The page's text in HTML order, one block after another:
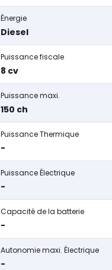
Énergie
Diesel
Puissance fiscale
8 cv
Puissance maxi.
150 ch
Puissance Thermique
-
Puissance Électrique
-
Capacité de la batterie
-
Autonomie maxi. Électrique
-